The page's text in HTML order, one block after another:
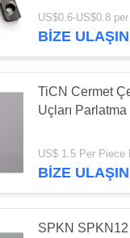
Kesici
H2
BIZE ULAŞIN
TiCN Cermet
Uçları
US$ 1.5 Per Piece
BIZE ULAŞIN
SPKN